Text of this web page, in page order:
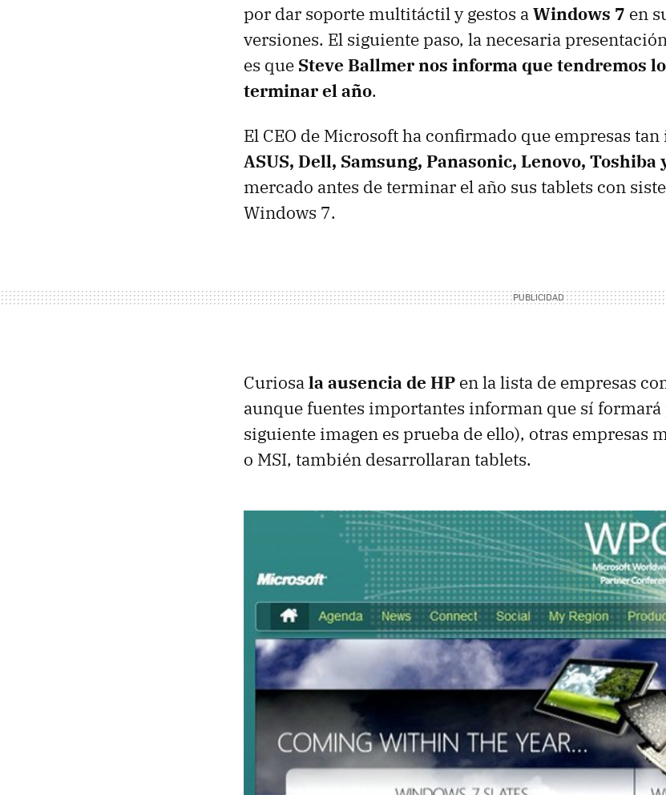
por dar soporte multitáctil y gestos aWindows 7 en
versiones. El siguiente paso, la necesaria
es que Steve Ballmer nos informa que tendremos
terminar el año.
El CEO de Microsoft ha confirmado que empresas
ASUS, Dell, Samsung, Panasonic, Lenovo, Toshiba
mercado antes de terminar el año sus tablets con
Windows 7.
Curiosala ausencia de HP en la lista de empresas
aunque fuentes importantes informan que sí formará
siguiente imagen es prueba de ello), otras empresas
o MSI, también desarrollaran tablets.